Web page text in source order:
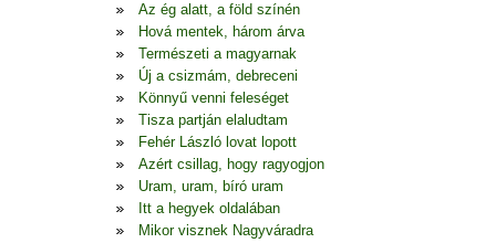
Az ég alatt, a föld színén
Hová mentek, három árva
Természeti a magyarnak
Új a csizmám, debreceni
Könnyű venni feleséget
Tisza partján elaludtam
Fehér László lovat lopott
Azért csillag, hogy ragyogjon
Uram, uram, bíró uram
Itt a hegyek oldalában
Mikor visznek Nagyváradra